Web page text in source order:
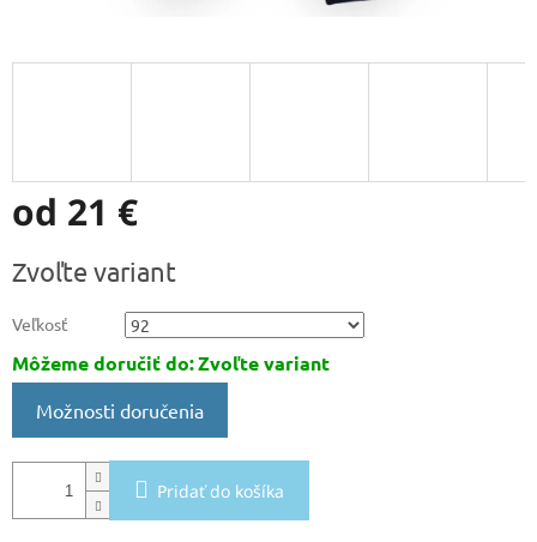
od 21 €
cena:
Zvoľte variant
Veľkosť
Môžeme doručiť do:Zvoľte variant
Možnosti doručenia
Pridať do košíka